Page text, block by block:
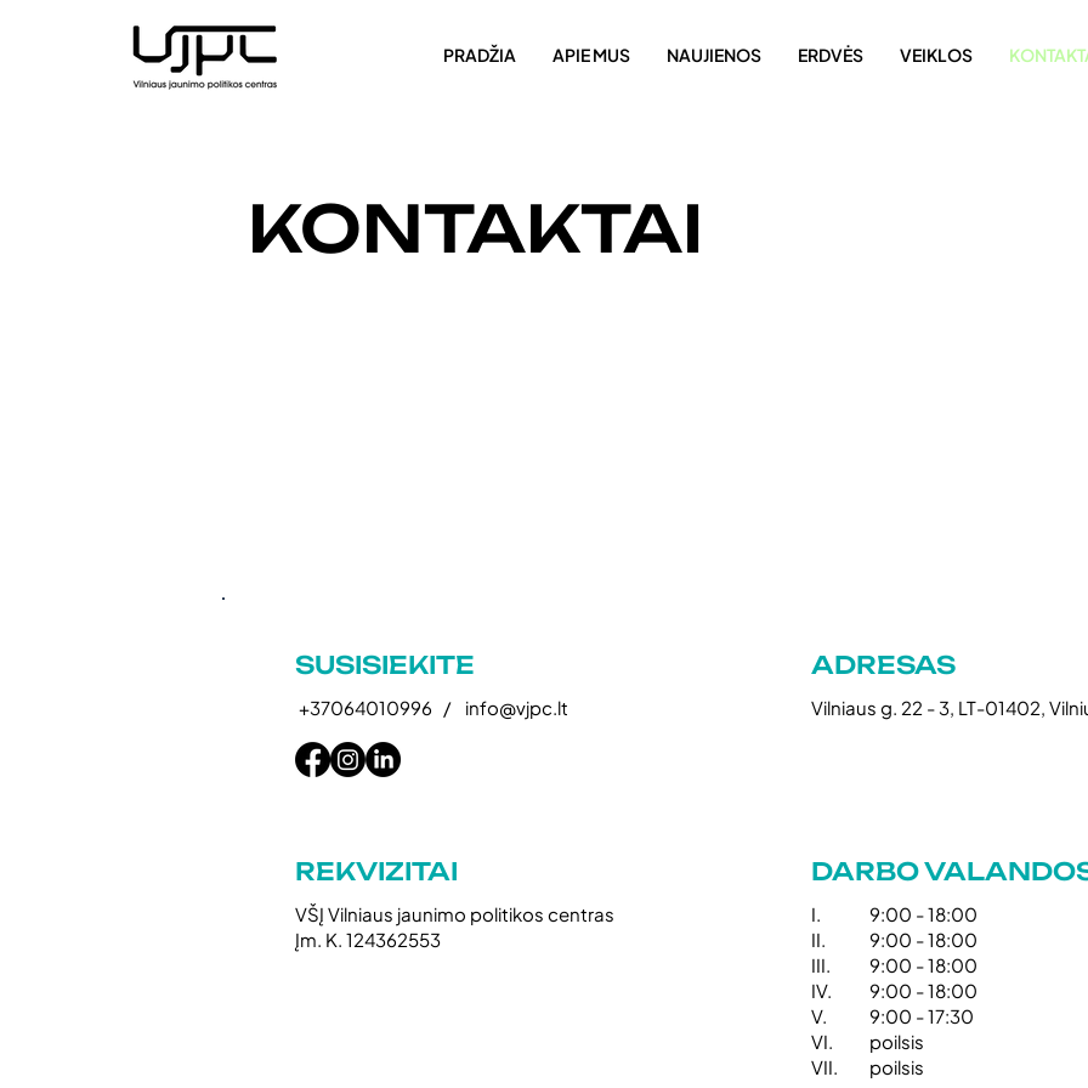
PRADŽIA APIE MUS NAUJIENOS ERDVĖS VEIKLOS
KONTAKTAI
REKVIZITAI
VŠĮ Vilniaus jaunimo politikos centras
Įm. K. 124362553
ADRESAS
Vilniaus g. 22 - 3, LT-01402,
DARBO
I.
II.
III.
IV.
V.
VI.
VII.
9:00 - 18:00
9:00 - 18:00
9:00 - 18:00
9:00 - 18:00
9:00 - 17:30
poilsis
poilsis
SUSISIEKITE
+37064010996 / info@vjpc.lt